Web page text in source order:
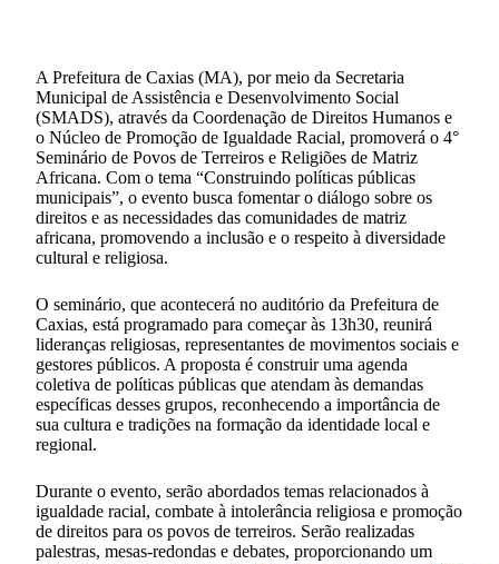
A Prefeitura de Caxias (MA), por meio da Secretaria
Municipal de Assistência e Desenvolvimento Social
(SMADS), através da Coordenação de Direitos Humanos e
o Núcleo de Promoção de Igualdade Racial, promoverá o 4°
Seminário de Povos de Terreiros e Religiões de Matriz
Africana. Com o tema “Construindo políticas públicas
municipais”, o evento busca fomentar o diálogo sobre os
direitos e as necessidades das comunidades de matriz
africana, promovendo a inclusão e o respeito à diversidade
cultural e religiosa.
O seminário, que acontecerá no auditório da Prefeitura de
Caxias, está programado para começar às 13h30, reunirá
lideranças religiosas, representantes de movimentos sociais e
gestores públicos. A proposta é construir uma agenda
coletiva de políticas públicas que atendam às demandas
específicas desses grupos, reconhecendo a importância de
sua cultura e tradições na formação da identidade local e
regional.
Durante o evento, serão abordados temas relacionados à
igualdade racial, combate à intolerância religiosa e promoção
de direitos para os povos de terreiros. Serão realizadas
palestras, mesas-redondas e debates, proporcionando um